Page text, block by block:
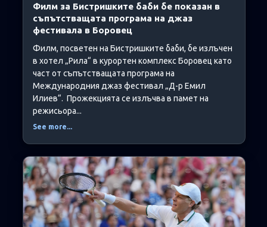
Филм за Бистришките баби бе показан в
съпътстващата програма на джаз
фестивала в Боровец
Филм, посветен на Бистришките баби, бе излъчен
в хотел „Рила“ в курортен комплекс Боровец като
част от съпътстващата програма на
Международния джаз фестивал „Д-р Емил
Илиев“. Прожекцията се излъчва в памет на
режисьора...
See more...